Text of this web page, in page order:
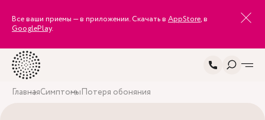
Все ваши приемы — в приложении. Скачать в AppStore, в
GooglePlay.
ГлавнаяСимптомыПотеря обоняния